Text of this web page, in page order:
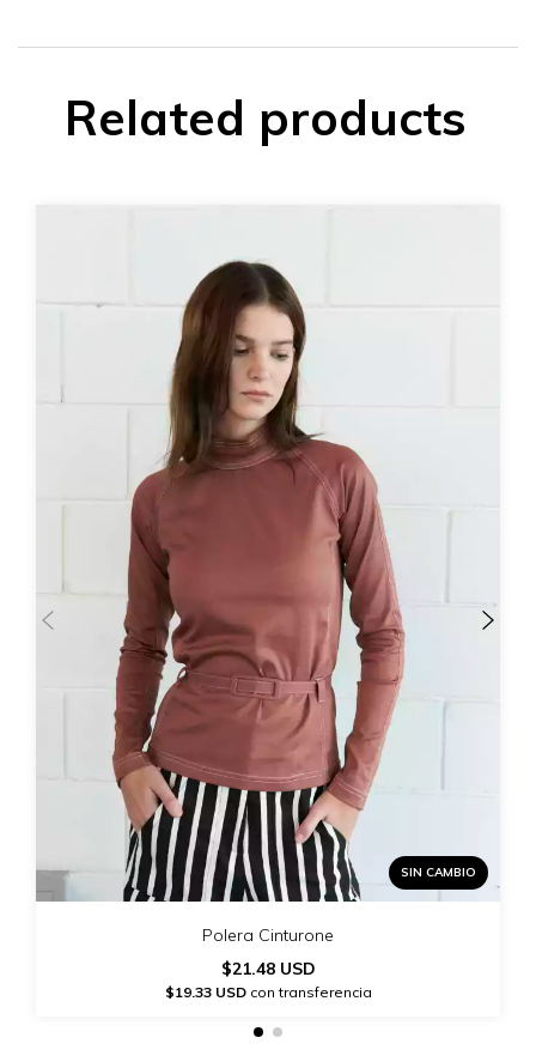
Related products
SIN CAMBIO
Polera Cinturone
$21.48 USD
$19.33 USDcon transferencia